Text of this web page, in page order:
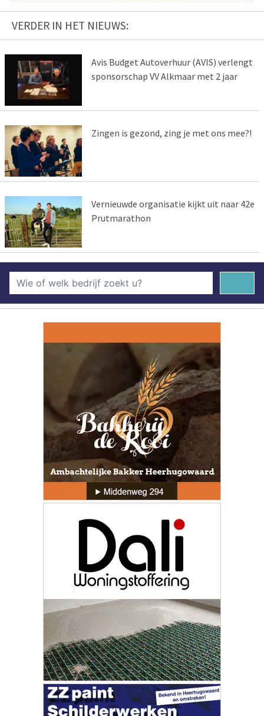
VERDER IN HET NIEUWS:
Avis Budget Autoverhuur (AVIS) verlengt
sponsorschap VV Alkmaar met 2 jaar
Zingen is gezond, zing je met ons mee?!
Vernieuwde organisatie kijkt uit naar 42e
Prutmarathon